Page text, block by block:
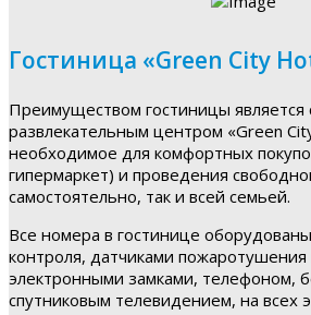
Гостиница «Green City
Преимуществом гостиницы является
развлекательным центром «Green
необходимое для комфортных
гипермаркет) и проведения
самостоятельно, так и всей семьей.
Все номера в гостинице
контроля, датчиками
электронными замками, телефоном,
спутниковым телевидением, на всех